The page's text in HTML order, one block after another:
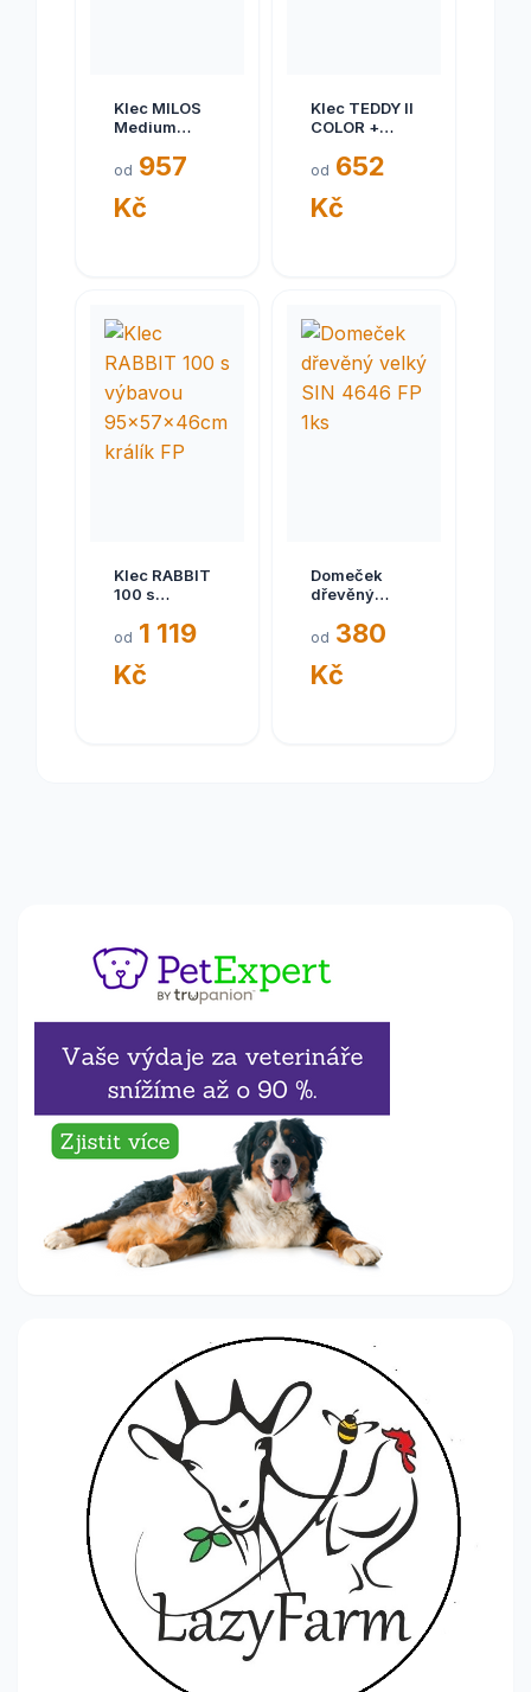
Klec MILOS
Medium
křeček,myš
od 957
Kč
Klec TEDDY II
COLOR +
vybavení
od 652
Kč
Klec RABBIT
100 s
95x57x46cm
od 1 119
Kč
Domeček
dřevěný
4646 FP 1ks
od 380
Kč